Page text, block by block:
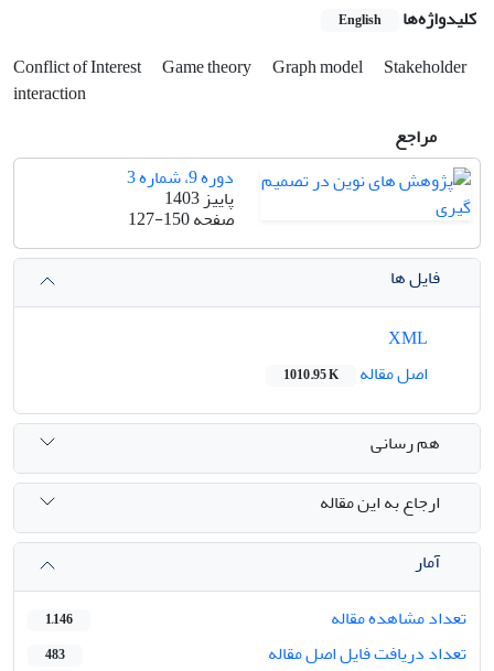
کلیدواژه‌ها English
Conflict of Interest Game theory Graph model
Stakeholder
interaction
مراجع
دوره 9، شماره 3
پاییز 1403
صفحه127-150
فایل ها
اصل مقاله
1010.95 K
هم رسانی
ارجاع به این مقاله
آمار
تعداد مشاهده مقاله
1,146
تعداد دریافت فایل اصل مقاله 483